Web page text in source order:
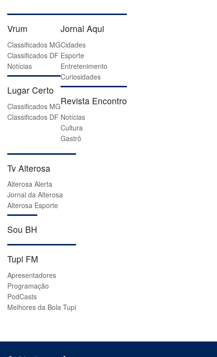
Vrum
Classificados MG
Classificados DF
Notícias
Lugar Certo
Classificados MG
Classificados DF
Jornal Aqui
Cidades
Esporte
Entretenimento
Curiosidades
Revista Encontro
Notícias
Cultura
Gastrô
Tv Alterosa
Alterosa Alerta
Jornal da Alterosa
Alterosa Esporte
Sou BH
Tupi FM
Apresentadores
Programação
PodCasts
Melhores da Bola Tupi